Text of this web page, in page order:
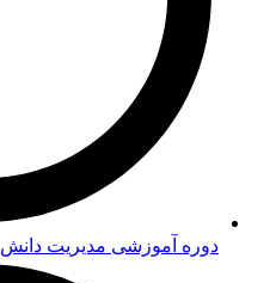
دوره‌ آموزشی مدیریت دانش